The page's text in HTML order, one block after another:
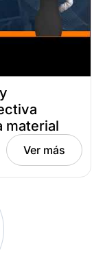
material
Ver más